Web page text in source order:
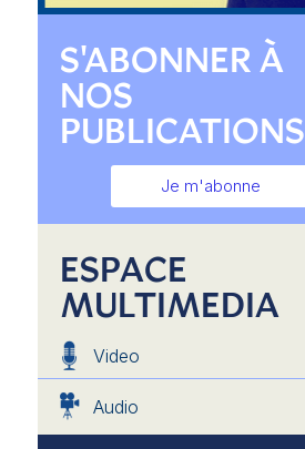
S'ABONNER À
NOS
PUBLICATIONS
Je m'abonne
ESPACE
MULTIMEDIA
Video
Audio